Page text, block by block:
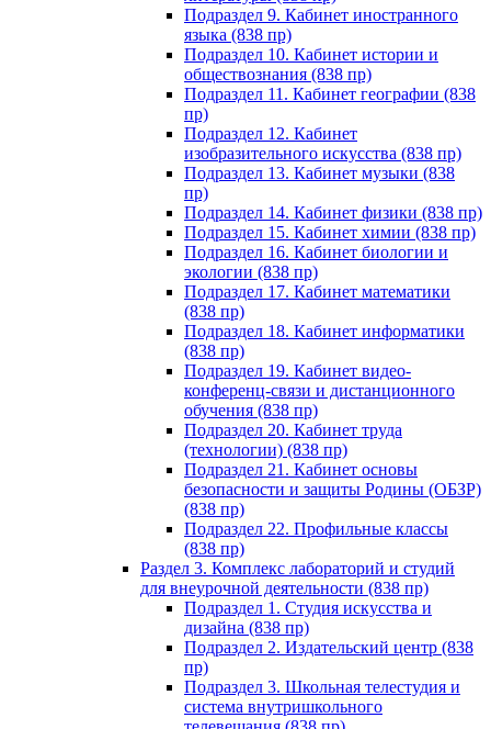
Подраздел 9. Кабинет иностранного
языка (838 пр)
Подраздел 10. Кабинет истории и
обществознания (838 пр)
Подраздел 11. Кабинет географии (838
пр)
Подраздел 12. Кабинет
изобразительного искусства (838 пр)
Подраздел 13. Кабинет музыки (838
пр)
Подраздел 14. Кабинет физики (838 пр)
Подраздел 15. Кабинет химии (838 пр)
Подраздел 16. Кабинет биологии и
экологии (838 пр)
Подраздел 17. Кабинет математики
(838 пр)
Подраздел 18. Кабинет информатики
(838 пр)
Подраздел 19. Кабинет видео-
конференц-связи и дистанционного
обучения (838 пр)
Подраздел 20. Кабинет труда
(технологии) (838 пр)
Подраздел 21. Кабинет основы
безопасности и защиты Родины (ОБЗР)
(838 пр)
Подраздел 22. Профильные классы
(838 пр)
Раздел 3. Комплекс лабораторий и студий
для внеурочной деятельности (838 пр)
Подраздел 1. Студия искусства и
дизайна (838 пр)
Подраздел 2. Издательский центр (838
пр)
Подраздел 3. Школьная телестудия и
система внутришкольного